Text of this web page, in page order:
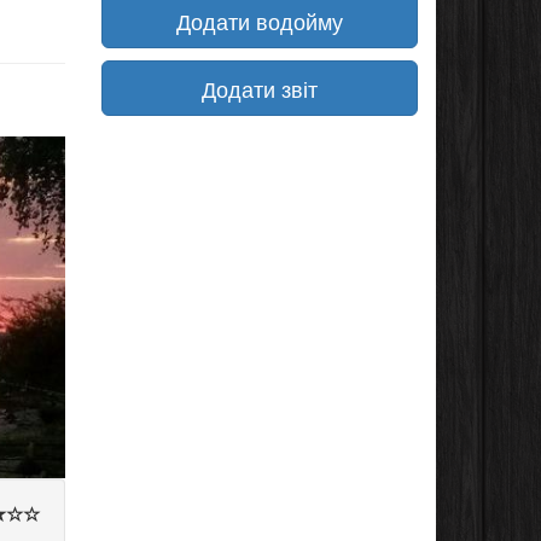
Додати водойму
Додати звіт